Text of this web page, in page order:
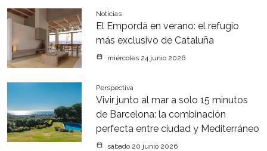
Noticias
El Empordà en verano: el refugio
más exclusivo de Cataluña
miércoles 24 junio 2026
Perspectiva
Vivir junto al mar a solo 15 minutos
de Barcelona: la combinación
perfecta entre ciudad y Mediterráneo
sábado 20 junio 2026